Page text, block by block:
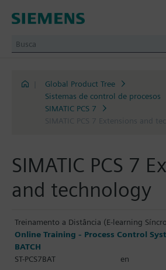
Global Product Tree
Sistemas de control de procesos
SIMATIC PCS 7
SIMATIC PCS 7 Extensions and
SIMATIC PCS 7
and technology
Treinamento a Distância (E-learning
Online Training - Process Control
BATCH
ST-PCS7BAT
en